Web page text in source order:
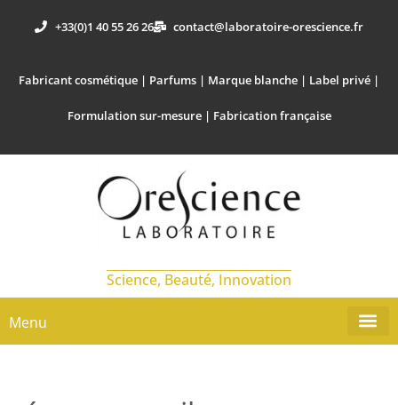
+33(0)1 40 55 26 26 contact@laboratoire-orescience.fr
Fabricant cosmétique | Parfums | Marque blanche | Label privé |
Formulation sur-mesure | Fabrication française
Science, Beauté, Innovation
Menu